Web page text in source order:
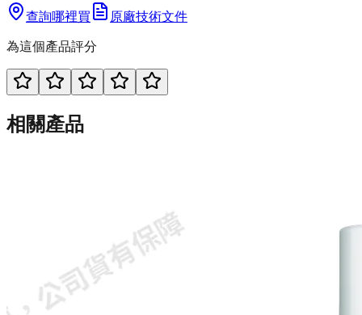
查詢哪裡買 原廠技術文件
為這個產品評分
相關產品